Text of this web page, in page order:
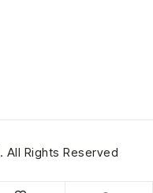
. All Rights Reserved